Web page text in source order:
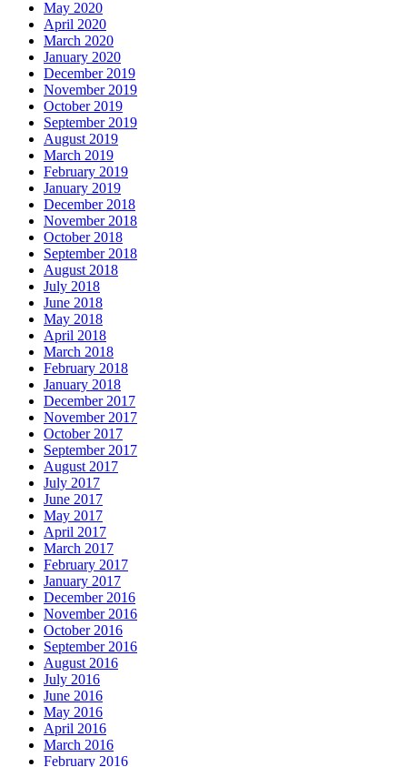
May 2020
April 2020
March 2020
January 2020
December 2019
November 2019
October 2019
September 2019
August 2019
March 2019
February 2019
January 2019
December 2018
November 2018
October 2018
September 2018
August 2018
July 2018
June 2018
May 2018
April 2018
March 2018
February 2018
January 2018
December 2017
November 2017
October 2017
September 2017
August 2017
July 2017
June 2017
May 2017
April 2017
March 2017
February 2017
January 2017
December 2016
November 2016
October 2016
September 2016
August 2016
July 2016
June 2016
May 2016
April 2016
March 2016
February 2016